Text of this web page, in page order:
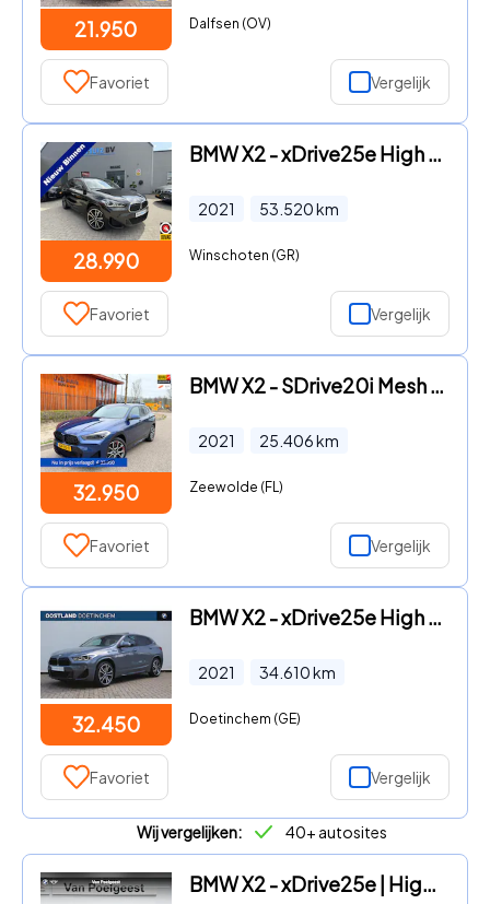
21.950 Dalfsen (OV)
Favoriet Vergelijk
28.990
BMW X2 - xDrive25e High Executive M Sport Panoramadak Leder 19 Inch H
2021 53.520km
Winschoten (GR)
Favoriet Vergelijk
32.950
BMW X2 - SDrive20i Mesh Edition, M-Sport, M-stoel, trekhaak, led, hif
2021 25.406km
Zeewolde (FL)
Favoriet Vergelijk
32.450
BMW X2 - xDrive25e High Executive M Sport Automaat / Panoramadak / Sp
2021 34.610km
Doetinchem (GE)
Favoriet Vergelijk
Wij vergelijken: 40+ autosites
BMW X2 - xDrive25e | High Executive | M Sport | Panoramadak